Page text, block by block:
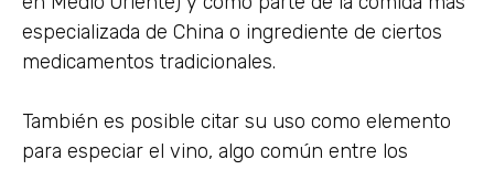
especializada de China o ingrediente de ciertos
medicamentos tradicionales.
También es posible citar su uso como elemento
para especiar el vino, algo común entre los